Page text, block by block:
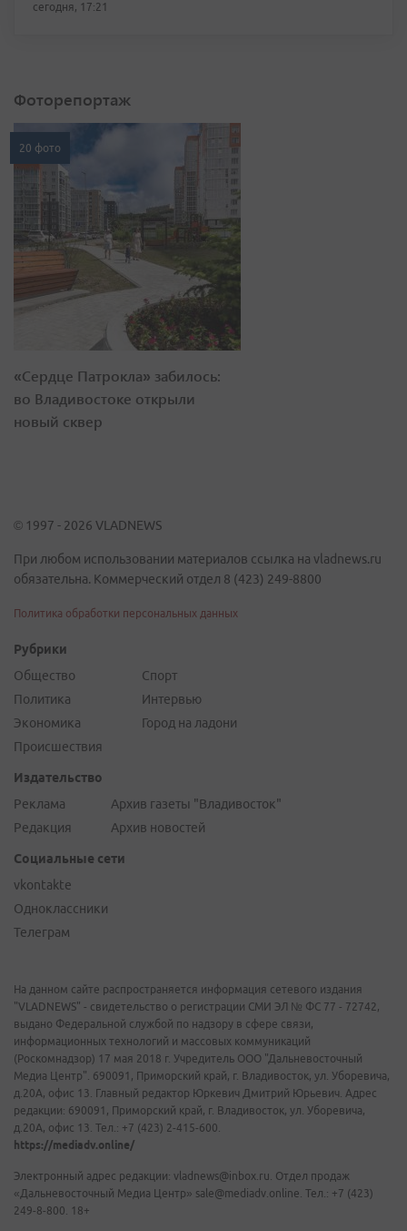
сегодня, 17:21
Фоторепортаж
20 фото
«Сердце Патрокла» забилось:
во Владивостоке открыли
новый сквер
© 1997 - 2026 VLADNEWS
При любом использовании материалов ссылка на vladnews.ru
обязательна. Коммерческий отдел 8 (423) 249-8800
Политика обработки персональных данных
Рубрики
Общество
Политика
Экономика
Происшествия
Спорт
Интервью
Город на ладони
Издательство
Реклама
Редакция
Архив газеты "Владивосток"
Архив новостей
Социальные сети
vkontakte
Одноклассники
Телеграм
На данном сайте распространяется информация сетевого издания
"VLADNEWS" - свидетельство о регистрации СМИ ЭЛ № ФС 77 - 72742,
выдано Федеральной службой по надзору в сфере связи,
информационных технологий и массовых коммуникаций
(Роскомнадзор) 17 мая 2018 г. Учредитель ООО "Дальневосточный
Медиа Центр". 690091, Приморский край, г. Владивосток, ул. Уборевича,
д.20А, офис 13. Главный редактор Юркевич Дмитрий Юрьевич. Адрес
редакции: 690091, Приморский край, г. Владивосток, ул. Уборевича,
д.20А, офис 13. Тел.: +7 (423) 2-415-600.
https://mediadv.online/
Электронный адрес редакции: vladnews@inbox.ru. Отдел продаж
«Дальневосточный Медиа Центр» sale@mediadv.online. Тел.: +7 (423)
249-8-800. 18+